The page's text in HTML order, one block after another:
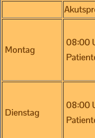
Montag
08:00
Dienstag
08:00